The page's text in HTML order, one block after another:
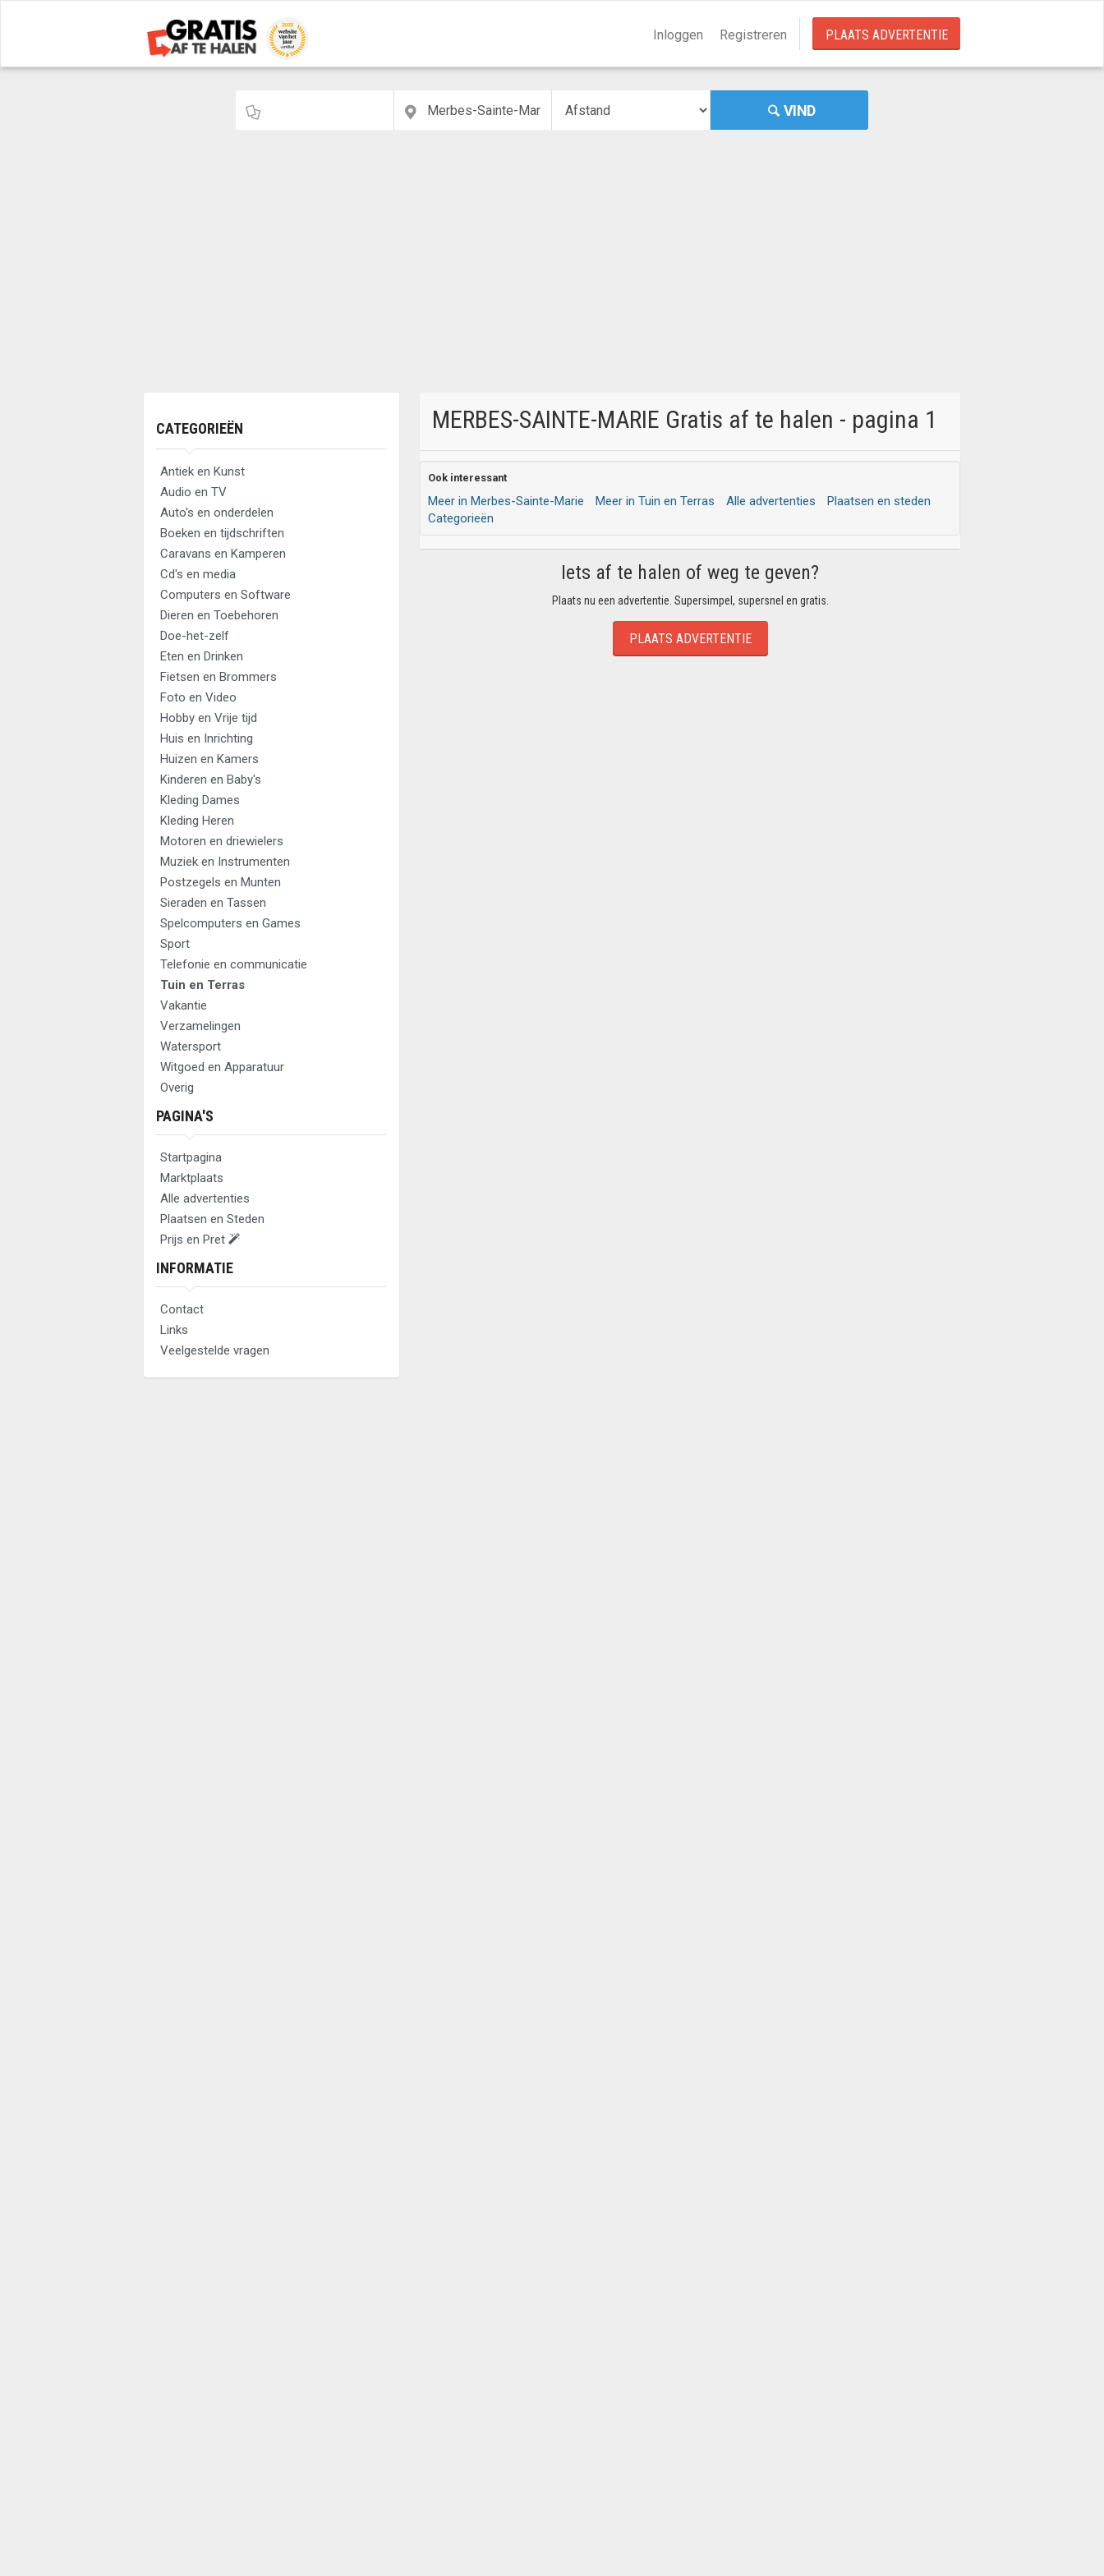
Inloggen Registreren PLAATS ADVERTENTIE
VIND
CATEGORIEËN
Antiek en Kunst
Audio en TV
Auto's en onderdelen
Boeken en tijdschriften
Caravans en Kamperen
Cd's en media
Computers en Software
Dieren en Toebehoren
Doe-het-zelf
Eten en Drinken
Fietsen en Brommers
Foto en Video
Hobby en Vrije tijd
Huis en Inrichting
Huizen en Kamers
Kinderen en Baby's
Kleding Dames
Kleding Heren
Motoren en driewielers
Muziek en Instrumenten
Postzegels en Munten
Sieraden en Tassen
Spelcomputers en Games
Sport
Telefonie en communicatie
Tuin en Terras
Vakantie
Verzamelingen
Watersport
Witgoed en Apparatuur
Overig
PAGINA'S
Startpagina
Marktplaats
Alle advertenties
Plaatsen en Steden
Prijs en Pret
INFORMATIE
Contact
Links
Veelgestelde vragen
MERBES-SAINTE-MARIE Gratis af te halen - pagina 1
Ook interessant
Meer in Merbes-Sainte-Marie Meer in Tuin en Terras Alle advertenties
Plaatsen en steden
Categorieën
Iets af te halen of weg te geven?
Plaats nu een advertentie. Supersimpel, supersnel en gratis.
PLAATS ADVERTENTIE